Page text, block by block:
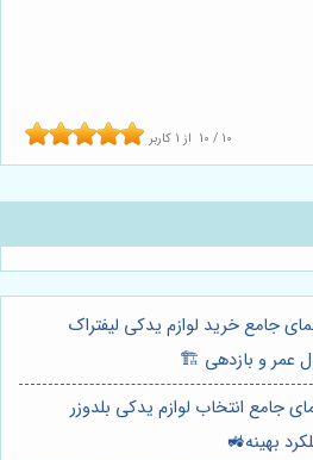
10 / 10 از 1 کاربر
جامع خرید لوازم یدکی لیفتراک
عمر و بازدهی 🏗️
جامع انتخاب لوازم یدکی بلدوزر
بهینه🚜